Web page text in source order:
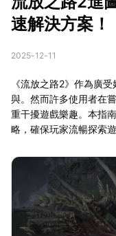
速解決方案！
2025-12-11
《流放之路2》作為廣
與。然而許多使用者在
重干擾遊戲樂趣。本指
略，確保玩家流暢探索遊